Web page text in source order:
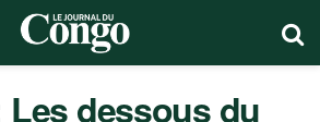
Les dessous du